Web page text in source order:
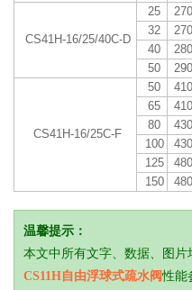
CS41H-16/25/40C-D
25 270
32
270
40
280
50
290
CS41H-16/25C-F
50 410
65
410
80
430
100
430
125
480
150
480
温馨提示：
本文中所有文字、数据、图
CS11H自由浮球式疏水阀性能